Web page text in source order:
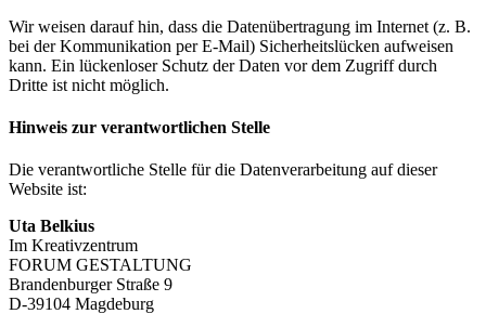
Wir weisen darauf hin, dass die Datenübertragung im Internet (z. B.
bei der Kommunikation per E-Mail) Sicherheitslücken aufweisen
kann. Ein lückenloser Schutz der Daten vor dem Zugriff durch
Dritte ist nicht möglich.
Hinweis zur verantwortlichen Stelle
Die verantwortliche Stelle für die Datenverarbeitung auf dieser
Website ist:
Uta Belkius
Im Kreativzentrum
FORUM GESTALTUNG
Brandenburger Straße 9
D-39104 Magdeburg